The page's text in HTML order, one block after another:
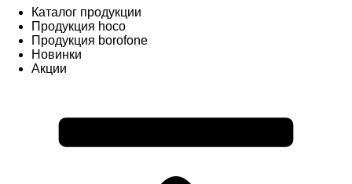
Каталог продукции
Продукция hoco
Продукция borofone
Новинки
Акции